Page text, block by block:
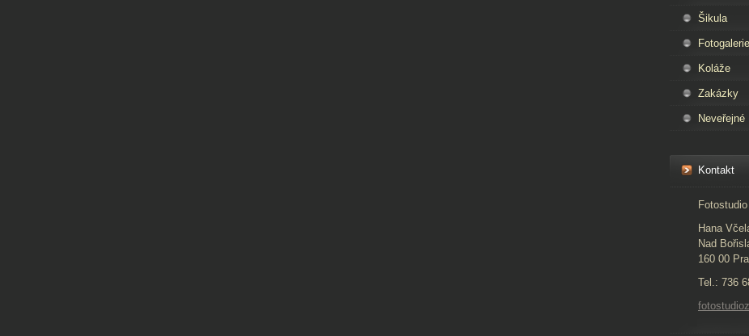
Šikula
Fotogalerie
Koláže
Zakázky
Neveřejné
Kontakt
Hana
Nad
160 00
Tel.: 736